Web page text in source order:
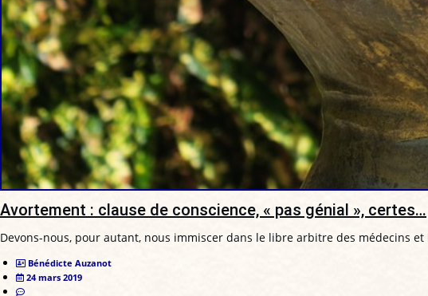
Avortement : clause de conscience, « pas génial », certes…
Devons-nous, pour autant, nous immiscer dans le libre arbitre des médecins
Bénédicte Auzanot
24 mars 2019